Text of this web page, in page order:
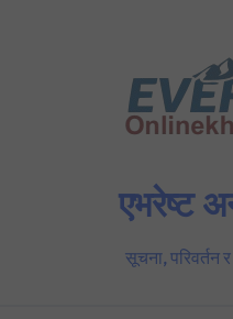
एभरेष्ट
सूचना, परिवर्तन